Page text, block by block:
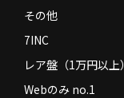
その他
7INC
レア盤（1万円以上）
Webのみ no.1